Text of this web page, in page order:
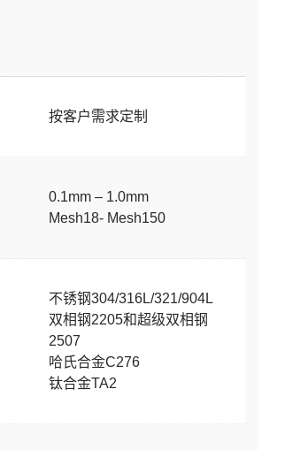
按客户需求定制
0.1mm – 1.0mm
Mesh18- Mesh150
不锈钢304/316L/321/904L
双相钢2205和超级双相钢
2507
哈氏合金C276
钛合金TA2